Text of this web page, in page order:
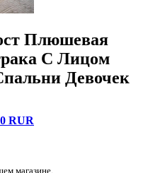
Плюшевая
С Лицом
Девочек
RUR
магазине.